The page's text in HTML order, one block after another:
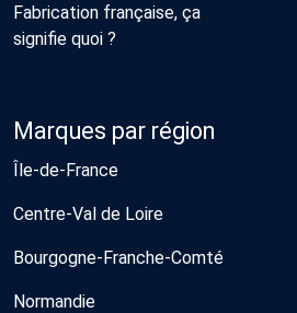
Fabrication française, ça
signifie quoi ?
Marques par région
Île-de-France
Centre-Val de Loire
Bourgogne-Franche-Comté
Normandie